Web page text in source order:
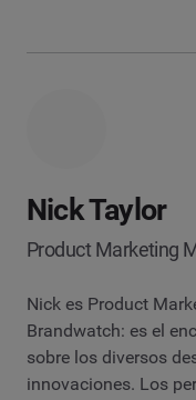
Nick Taylor
Product Marketing
Nick es Product
Brandwatch: es el
sobre los diversos
innovaciones. Los